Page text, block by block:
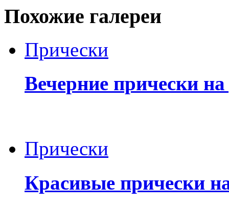
Похожие галереи
Прически
Вечерние прически
Прически
Красивые прически